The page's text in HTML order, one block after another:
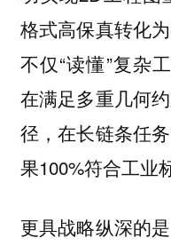
格式高保真转化
不仅“读懂”复杂
在满足多重几何
径，在长链条任
果100%符合工业
更具战略纵深的